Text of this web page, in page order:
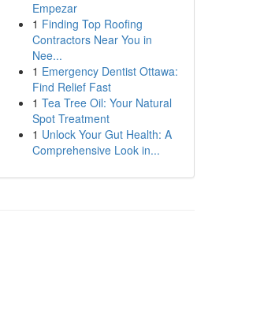
Empezar
1 Finding Top Roofing
Contractors Near You in
Nee...
1 Emergency Dentist Ottawa:
Find Relief Fast
1 Tea Tree Oil: Your Natural
Spot Treatment
1 Unlock Your Gut Health: A
Comprehensive Look in...